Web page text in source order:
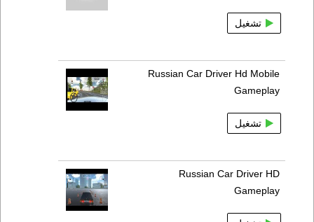
تشغيل
Russian Car Driver Hd Mobile
Gameplay
تشغيل
Russian Car Driver HD
Gameplay